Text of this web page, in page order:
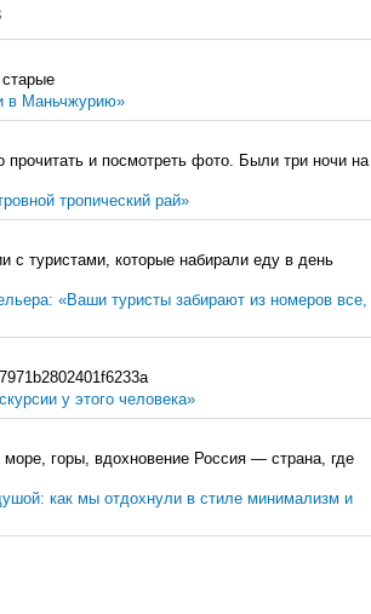
в Маньчжурию»
прочитать и посмотреть фото. Были три ночи на
тропический рай»
с туристами, которые набирали еду в день
«Ваши туристы забирают из номеров все,
у этого человека»
горы, вдохновение Россия — страна, где
как мы отдохнули в стиле минимализм и